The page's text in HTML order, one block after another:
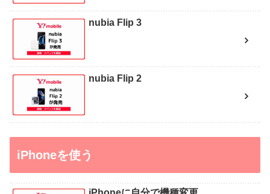
nubia Flip 3
nubia Flip 2
iPhoneを使う